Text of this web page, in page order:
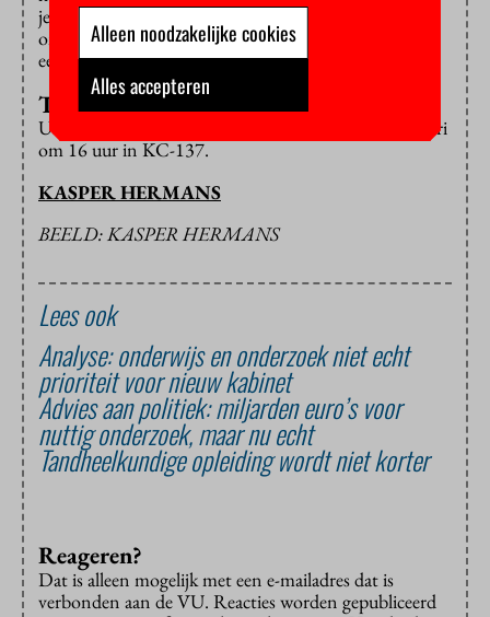
je handen hebt, wordt het een stuk logischer. Je
onthoudt het op deze manier ook veel beter dan met
een 3D-animatie.”
Tijd en plaats
Uitreiking van de innovatieprijs is op vrijdag 6 februari
om 16 uur in KC-137.
KASPER HERMANS
BEELD: KASPER HERMANS
Lees ook
Analyse: onderwijs en onderzoek niet echt
prioriteit voor nieuw kabinet
Advies aan politiek: miljarden euro’s voor
nuttig onderzoek, maar nu echt
Tandheelkundige opleiding wordt niet korter
Reageren?
Dat is alleen mogelijk met een e-mailadres dat is
verbonden aan de VU. Reacties worden gepubliceerd
Alleen noodzakelijke cookies
Alles accepteren